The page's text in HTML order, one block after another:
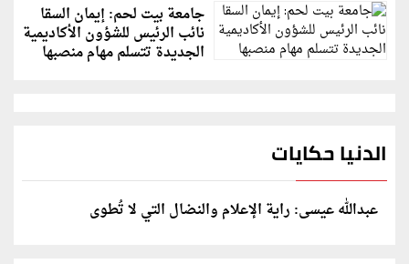
جامعة بيت لحم: إيمان السقا
نائب الرئيس للشؤون الأكاديمية
الجديدة تتسلم مهام منصبها
الدنيا حكايات
عبدالله عيسى: راية الإعلام والنضال التي لا تُطوى